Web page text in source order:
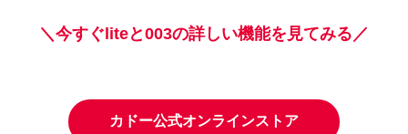
＼今すぐliteと003の詳しい機能を見てみる／
カドー公式オンラインストア